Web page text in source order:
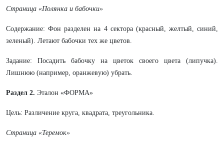
Страница «Полянка и бабочки»
Содержание: Фон разделен на 4 сектора (красный, желтый, синий,
зеленый). Летают бабочки тех же цветов.
Задание: Посадить бабочку на цветок своего цвета (липучка).
Лишнюю (например, оранжевую) убрать.
Раздел 2. Эталон «ФОРМА»
Цель: Различение круга, квадрата, треугольника.
Страница «Теремок»